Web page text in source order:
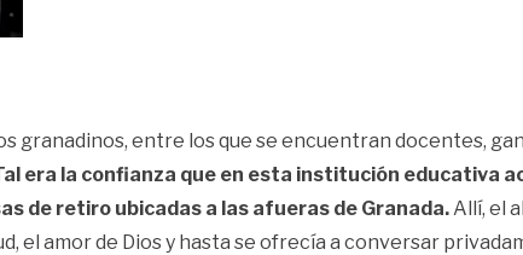
granadinos, entre los que se encuentran docentes,
era la confianza que en esta institución educativa
de retiro ubicadas a las afueras de Granada. Allí, el
el amor de Dios y hasta se ofrecía a conversar